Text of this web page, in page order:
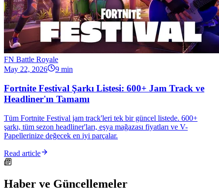
FN Battle Royale
May 22, 2026
9 min
Fortnite Festival Şarkı Listesi: 600+ Jam Track ve
Headliner'ın Tamamı
Tüm Fortnite Festival jam track'leri tek bir güncel listede. 600+
şarkı, tüm sezon headliner'ları, eşya mağazası fiyatları ve V-
Papellerinize değecek en iyi parçalar.
Read article
Haber ve Güncellemeler